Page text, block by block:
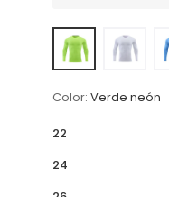
Color: Verde neón
22
24